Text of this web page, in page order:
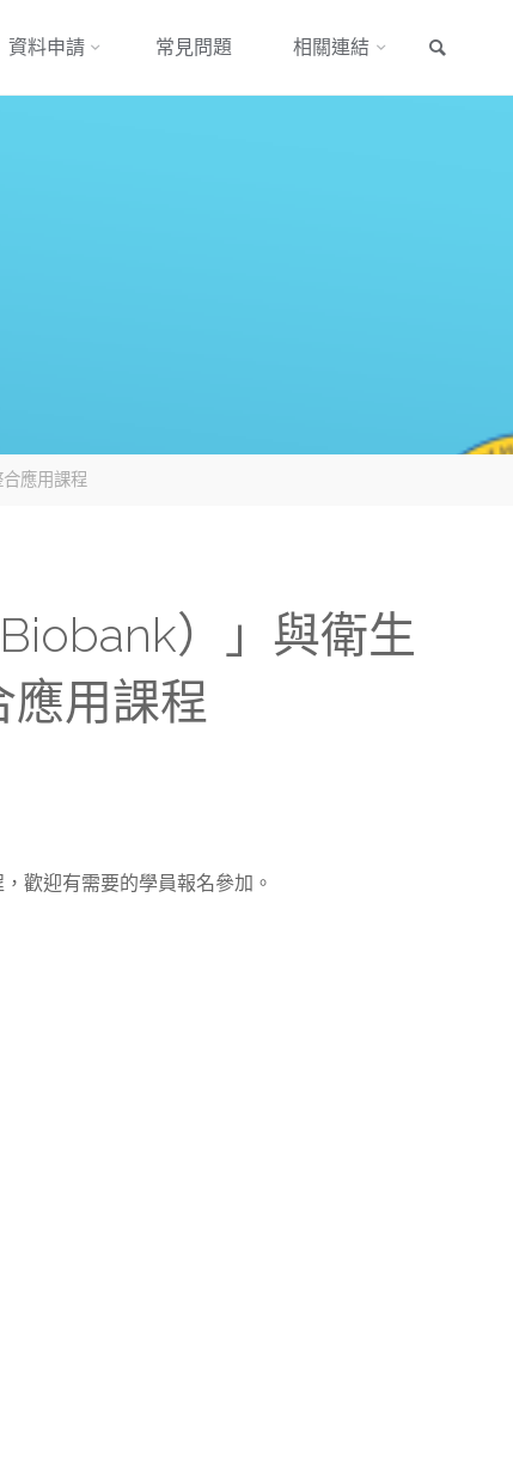
資料申請 常見問題 相關連結
應用課程
）」與衛生
用課程
歡迎有需要的學員報名參加。